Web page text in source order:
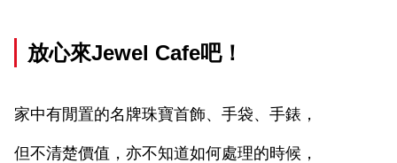
放心來Jewel Cafe吧！
家中有閒置的名牌珠寶首飾、手袋、手錶，
但不清楚價值，亦不知道如何處理的時候，